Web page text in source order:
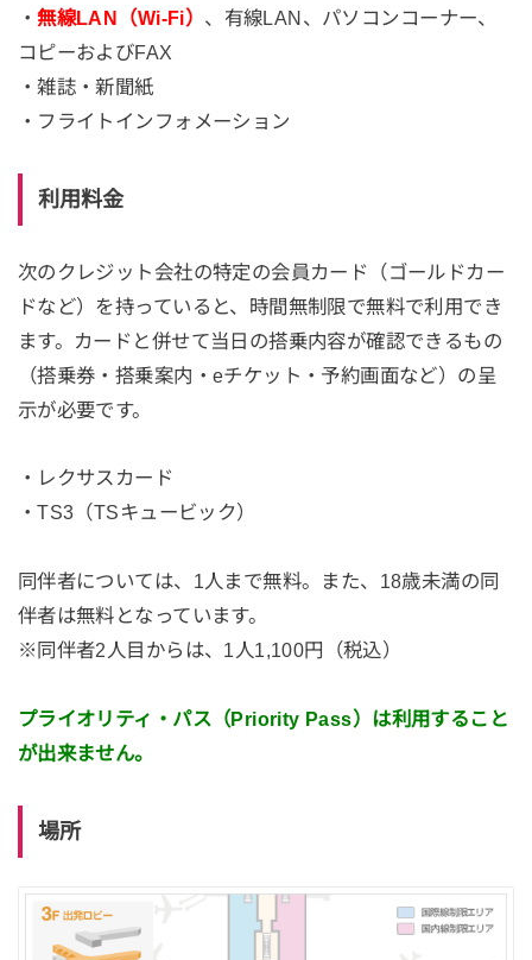
・無線LAN（Wi-Fi） 、有線LAN、パソコンコーナー、
コピーおよびFAX
・雑誌・新聞紙
・フライトインフォメーション
利用料金
次のクレジット会社の特定の会員カード（ゴールドカー
ドなど）を持っていると、時間無制限で無料で利用でき
ます。カードと併せて当日の搭乗内容が確認できるもの
（搭乗券・搭乗案内・eチケット・予約画面など）の呈
示が必要です。
・レクサスカード
・TS3（TSキュービック）
同伴者については、1人まで無料。また、18歳未満の同
伴者は無料となっています。
※同伴者2人目からは、1人1,100円（税込）
プライオリティ・パス（Priority Pass）は利用すること
が出来ません。
場所